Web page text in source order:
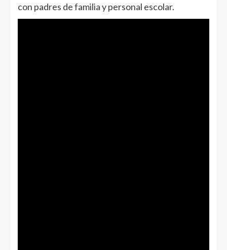
con padres de familia y personal escolar.